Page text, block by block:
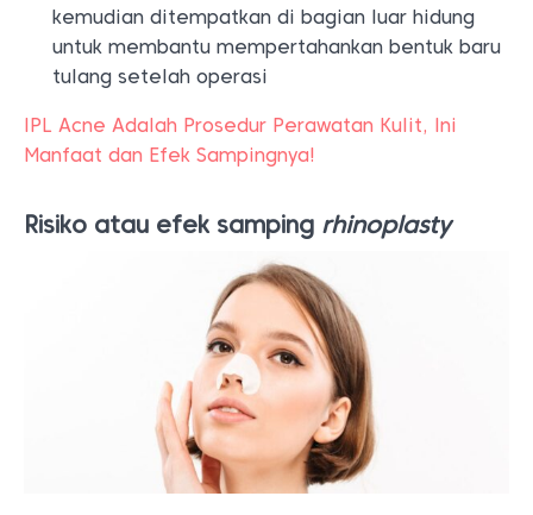
kemudian ditempatkan di bagian luar hidung
untuk membantu mempertahankan bentuk baru
tulang setelah operasi
IPL Acne Adalah Prosedur Perawatan Kulit, Ini
Manfaat dan Efek Sampingnya!
Risiko atau efek samping rhinoplasty